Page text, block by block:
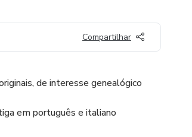
Compartilhar
de interesse genealógico
em português e italiano